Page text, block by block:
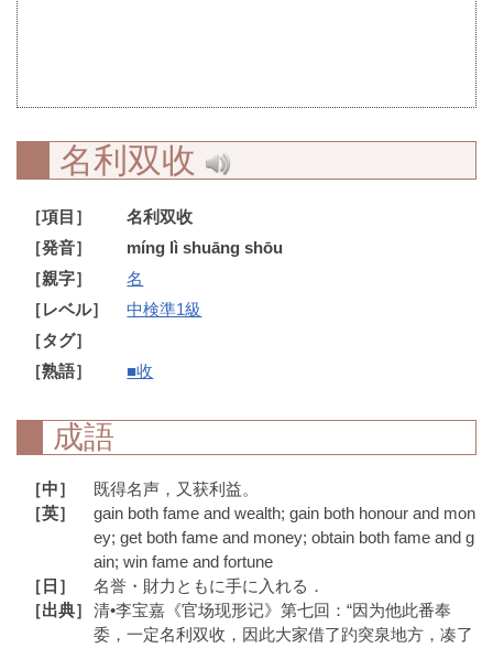
名利双收
［項目］
名利双收
［発音］
míng lì shuāng shōu
［親字］
名
［レベル］
中検準1級
［タグ］
［熟語］
■收
成語
［中］
既得名声，又获利益。
［英］
gain both fame and wealth; gain both honour and mon
ey; get both fame and money; obtain both fame and g
ain; win fame and fortune
［日］
名誉・財力ともに手に入れる．
［出典］
清•李宝嘉《官场现形记》第七回：“因为他此番奉
委，一定名利双收，因此大家借了趵突泉地方，凑了